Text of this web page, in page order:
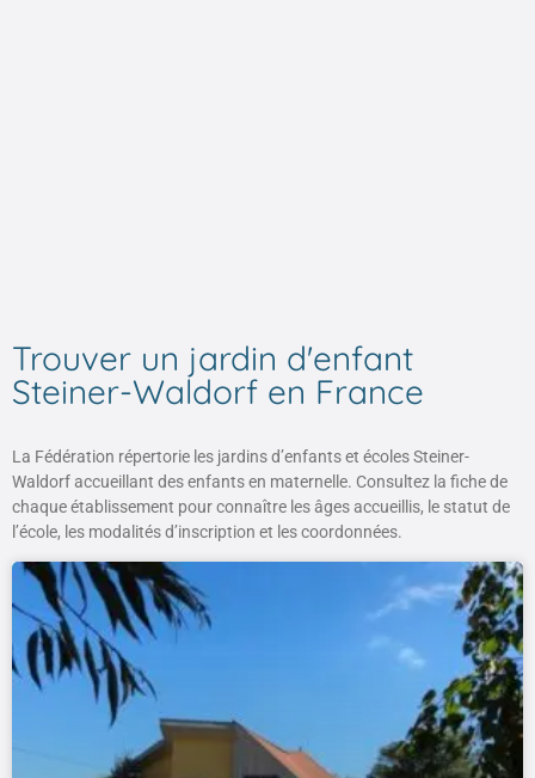
Trouver un jardin d'enfant
Steiner-Waldorf en France
La Fédération répertorie les jardins d’enfants et écoles Steiner-
Waldorf accueillant des enfants en maternelle. Consultez la fiche de
chaque établissement pour connaître les âges accueillis, le statut de
l’école, les modalités d’inscription et les coordonnées.